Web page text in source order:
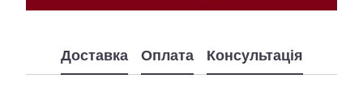
Доставка Оплата Консультація